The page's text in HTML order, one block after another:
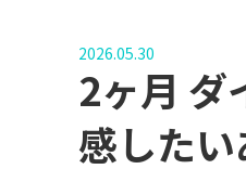
2026.05.30
2ヶ月 ダ
感した